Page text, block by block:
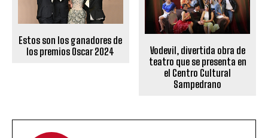
Estos son los ganadores de
los premios Oscar 2024
Vodevil, divertida obra de
teatro que se presenta en
el Centro Cultural
Sampedrano